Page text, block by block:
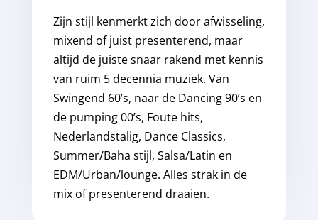
Zijn stijl kenmerkt zich door afwisseling,
mixend of juist presenterend, maar
altijd de juiste snaar rakend met kennis
van ruim 5 decennia muziek. Van
Swingend 60’s, naar de Dancing 90’s en
de pumping 00’s, Foute hits,
Nederlandstalig, Dance Classics,
Summer/Baha stijl, Salsa/Latin en
EDM/Urban/lounge. Alles strak in de
mix of presenterend draaien.